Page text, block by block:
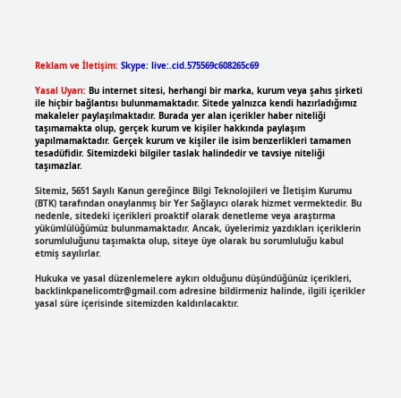
Reklam ve İletişim: Skype: live:.cid.575569c608265c69
Yasal Uyarı: Bu internet sitesi, herhangi bir marka, kurum veya şahıs şirketi
ile hiçbir bağlantısı bulunmamaktadır. Sitede yalnızca kendi hazırladığımız
makaleler paylaşılmaktadır. Burada yer alan içerikler haber niteliği
taşımamakta olup, gerçek kurum ve kişiler hakkında paylaşım
yapılmamaktadır. Gerçek kurum ve kişiler ile isim benzerlikleri tamamen
tesadüfidir. Sitemizdeki bilgiler taslak halindedir ve tavsiye niteliği
taşımazlar.
Sitemiz, 5651 Sayılı Kanun gereğince Bilgi Teknolojileri ve İletişim Kurumu
(BTK) tarafından onaylanmış bir Yer Sağlayıcı olarak hizmet vermektedir. Bu
nedenle, sitedeki içerikleri proaktif olarak denetleme veya araştırma
yükümlülüğümüz bulunmamaktadır. Ancak, üyelerimiz yazdıkları içeriklerin
sorumluluğunu taşımakta olup, siteye üye olarak bu sorumluluğu kabul
etmiş sayılırlar.
Hukuka ve yasal düzenlemelere aykırı olduğunu düşündüğünüz içerikleri,
backlinkpanelicomtr@gmail.comadresine bildirmeniz halinde, ilgili içerikler
yasal süre içerisinde sitemizden kaldırılacaktır.